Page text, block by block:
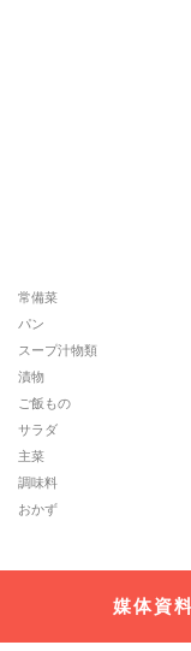
常備菜
パン
スープ汁物類
漬物
ご飯もの
サラダ
主菜
調味料
おかず
媒体資